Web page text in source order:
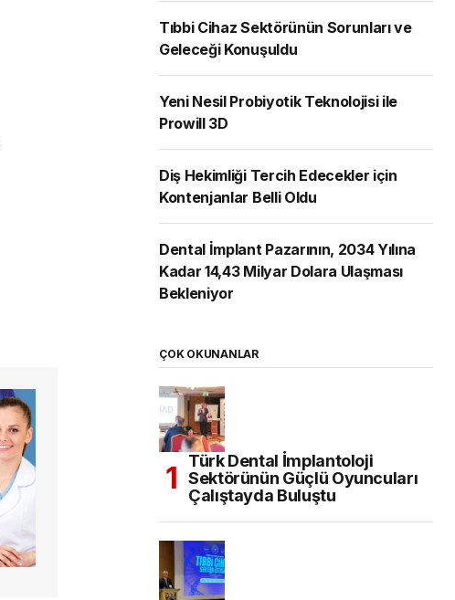
Tıbbi Cihaz Sektörünün Sorunları ve
Geleceği Konuşuldu
Yeni Nesil Probiyotik Teknolojisi ile
Prowill 3D
Diş Hekimliği Tercih Edecekler için
Kontenjanlar Belli Oldu
Dental İmplant Pazarının, 2034 Yılına
Kadar 14,43 Milyar Dolara Ulaşması
Bekleniyor
ÇOK OKUNANLAR
Türk Dental İmplantoloji
Sektörünün Güçlü Oyuncuları
Çalıştayda Buluştu